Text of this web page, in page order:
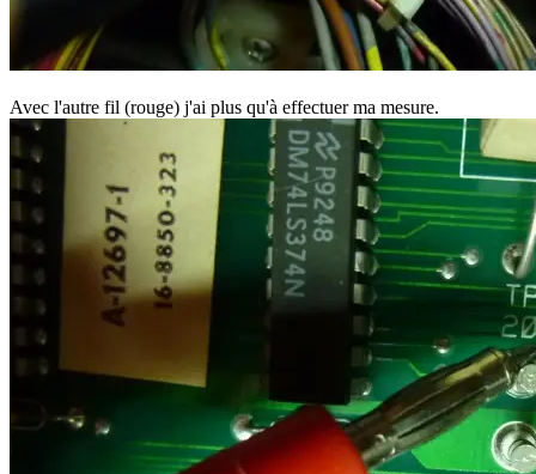
Avec l'autre fil (rouge) j'ai plus qu'à effectuer ma mesure.